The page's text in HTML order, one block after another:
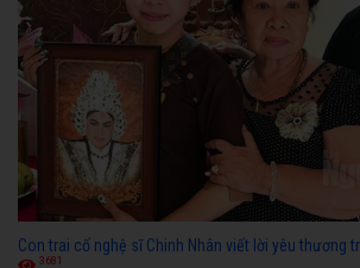
Con trai cố nghệ sĩ Chinh Nhân viết lời yêu thương
3681